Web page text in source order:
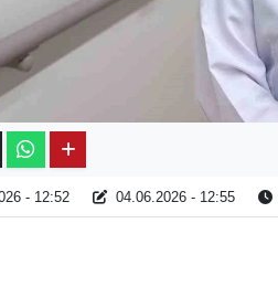
- 12:52 04.06.2026 - 12:55